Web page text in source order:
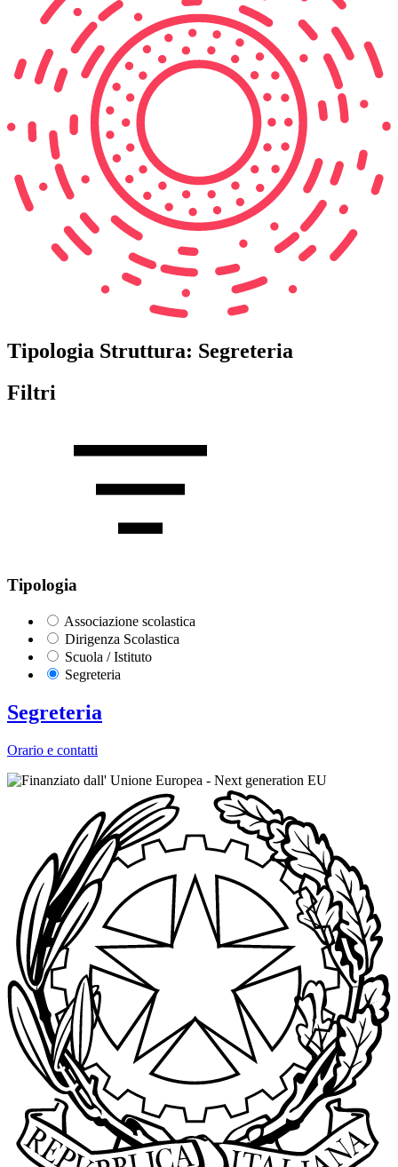
Tipologia Struttura: Segreteria
Filtri
Tipologia
Associazione scolastica
Dirigenza Scolastica
Scuola / Istituto
Segreteria
Segreteria
Orario e contatti